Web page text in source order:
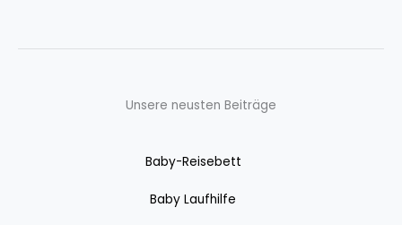
Unsere neusten Beiträge
Baby-Reisebett
Baby Laufhilfe